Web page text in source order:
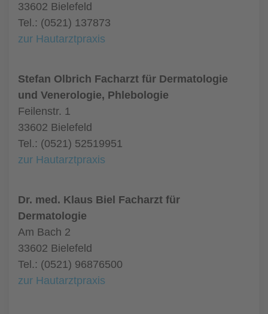
33602 Bielefeld
Tel.: (0521) 137873
zur Hautarztpraxis
Stefan Olbrich Facharzt für Dermatologie
und Venerologie, Phlebologie
Feilenstr. 1
33602 Bielefeld
Tel.: (0521) 52519951
zur Hautarztpraxis
Dr. med. Klaus Biel Facharzt für
Dermatologie
Am Bach 2
33602 Bielefeld
Tel.: (0521) 96876500
zur Hautarztpraxis